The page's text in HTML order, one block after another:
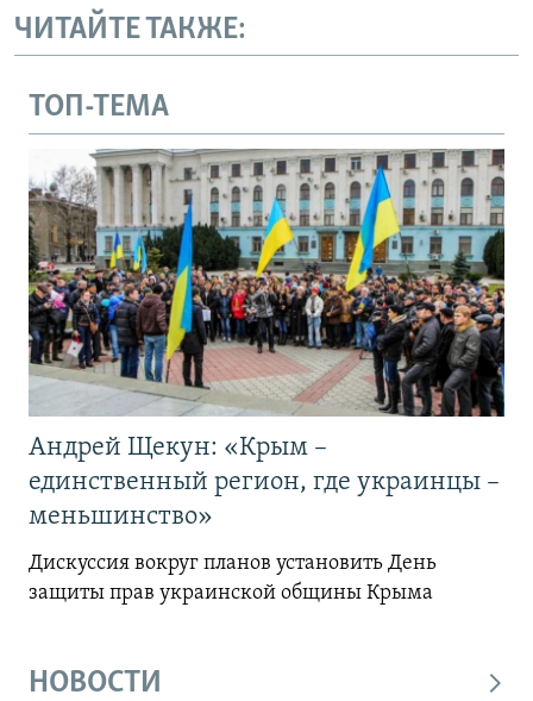
ЧИТАЙТЕ ТАКЖЕ:
ТОП-ТЕМА
Андрей Щекун: «Крым –
единственный регион, где украинцы –
меньшинство»
Дискуссия вокруг планов установить День
защиты прав украинской общины Крыма
НОВОСТИ